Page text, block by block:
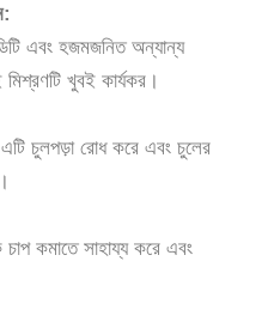
এবং হজমজনিত অন্যান্য
খুবই কার্যকর।
চুলপড়া রোধ করে এবং চুলের
কমাতে সাহায্য করে এবং